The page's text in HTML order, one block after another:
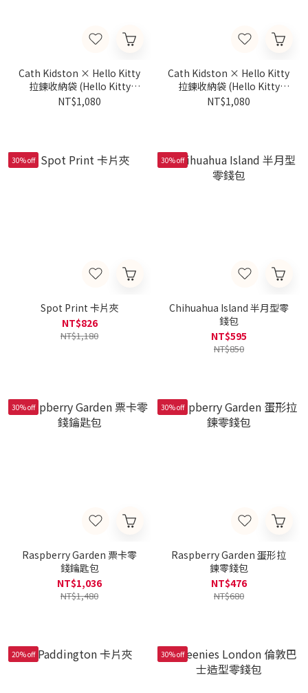
Cath Kidston × Hello Kitty
拉鍊收納袋 (Hello Kitty
Scene)
NT$1,080
Cath Kidston × Hello Kitty
拉鍊收納袋 (Hello Kitty
Gingham Provence)
NT$1,080
30% off
Spot Print 卡片夾
NT$826
NT$1,180
30% off
Chihuahua Island 半月型零
錢包
NT$595
NT$850
30% off
Raspberry Garden 票卡零
錢鑰匙包
NT$1,036
NT$1,480
30% off
Raspberry Garden 蛋形拉
鍊零錢包
NT$476
NT$680
20% off 30% off